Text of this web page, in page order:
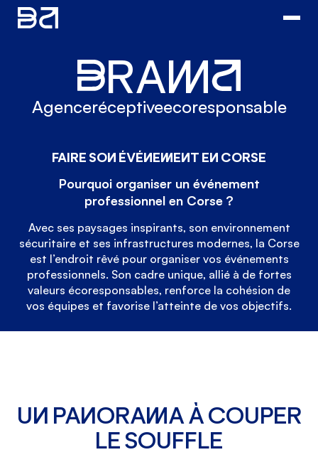
RAM
Agenceréceptiveecoresponsable
FAIRE SON ÉVÉNEMENT EN CORSE
Pourquoi organiser un événement
professionnel en Corse ?
Avec ses paysages inspirants, son environnement
sécuritaire et ses infrastructures modernes, la Corse
est l’endroit rêvé pour organiser vos événements
professionnels. Son cadre unique, allié à de fortes
valeurs écoresponsables, renforce la cohésion de
vos équipes et favorise l’atteinte de vos objectifs.
UN PANORAMA À COUPER
LE SOUFFLE